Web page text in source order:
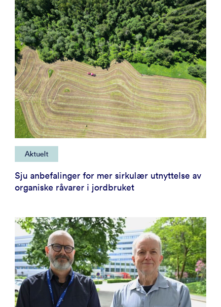
Aktuelt
Sju anbefalinger for mer sirkulær utnyttelse av
organiske råvarer i jordbruket